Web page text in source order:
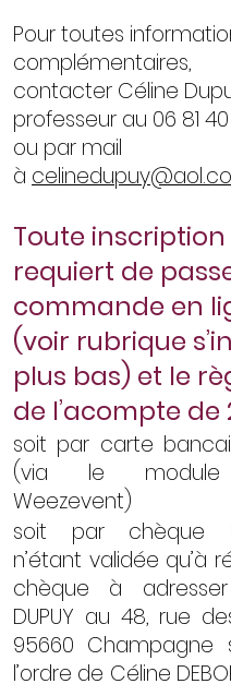
Pour toutes
complémentaires,
contacter Céline
professeur au 06 81
ou par mail
à
​Toute
requiert de
commande en
(voir rubrique
plus bas) et le
de l’acompte de
soit par carte
(via le module
Weezevent)
soit par chèque
n’étant validée qu’à
chèque à
DUPUY au 48, rue
95660 Champagne
l’ordre de Céline